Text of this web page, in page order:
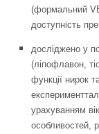
(формальний
доступність
досліджено у
(ліпофлавон,
функції нирок
урахуванням
особливостей,